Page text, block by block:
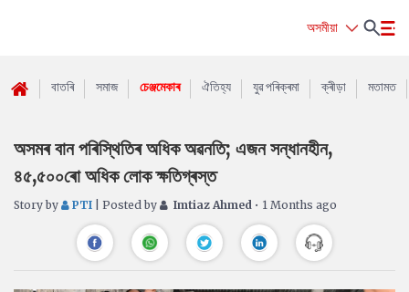
অসমীয়া
বাতৰি সমাজ চেঞ্জমেকাৰ ঐতিহ্য যুৱ পৰিক্ৰমা ক্ৰীড়া মতামত
অসমৰ বান পৰিস্থিতিৰ অধিক অৱনতি; এজন সন্ধানহীন,
৪৫,৫০০ৰো অধিক লোক ক্ষতিগ্ৰস্ত
Story by PTI | Posted by Imtiaz Ahmed • 1 Months ago